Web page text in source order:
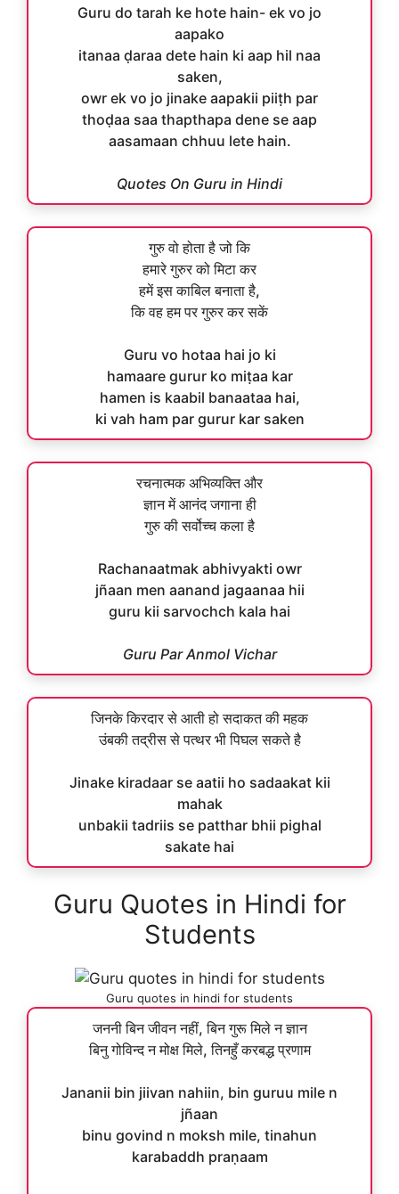
Guru do tarah ke hote hain- ek vo jo
aapako
itanaa ḍaraa dete hain ki aap hil naa
saken,
owr ek vo jo jinake aapakii piiṭh par
thoḍaa saa thapthapa dene se aap
aasamaan chhuu lete hain.
Quotes On Guru in Hindi
गुरु वो होता है जो कि
हमारे गुरुर को मिटा कर
हमें इस काबिल बनाता है,
कि वह हम पर गुरुर कर सकें
Guru vo hotaa hai jo ki
hamaare gurur ko miṭaa kar
hamen is kaabil banaataa hai,
ki vah ham par gurur kar saken
रचनात्मक अभिव्यक्ति और
ज्ञान में आनंद जगाना ही
गुरु की सर्वोच्च कला है
Rachanaatmak abhivyakti owr
jñaan men aanand jagaanaa hii
guru kii sarvochch kala hai
Guru Par Anmol Vichar
जिनके किरदार से आती हो सदाकत की महक
उंबकी तद्रीस से पत्थर भी पिघल सकते है
Jinake kiradaar se aatii ho sadaakat kii
mahak
unbakii tadriis se patthar bhii pighal
sakate hai
Guru Quotes in Hindi for
Students
Guru quotes in hindi for students
जननी बिन जीवन नहीं, बिन गुरू मिले न ज्ञान
बिनु गोविन्द न मोक्ष मिले, तिनहुँ करबद्ध प्रणाम
Jananii bin jiivan nahiin, bin guruu mile n
jñaan
binu govind n moksh mile, tinahun
karabaddh praṇaam